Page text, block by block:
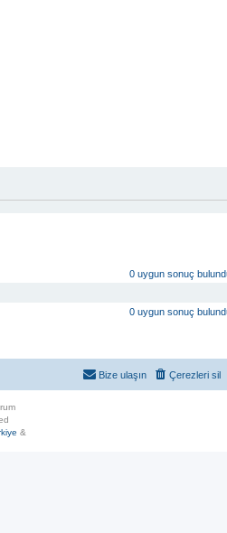
0 uygun sonuç
0 uygun sonuç
Çerezleri sil
Bize ulaşın
&